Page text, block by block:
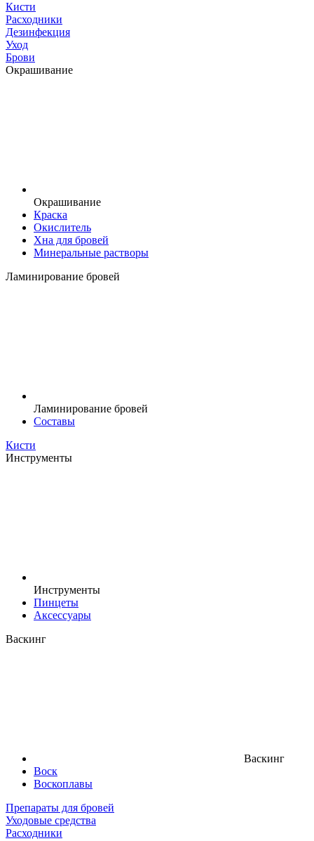
Кисти
Расходники
Дезинфекция
Уход
Брови
Окрашивание
Окрашивание
Краска
Окислитель
Хна для бровей
Минеральные растворы
Ламинирование бровей
Ламинирование бровей
Составы
Кисти
Инструменты
Инструменты
Пинцеты
Аксессуары
Васкинг
Васкинг
Воск
Воскоплавы
Препараты для бровей
Уходовые средства
Расходники